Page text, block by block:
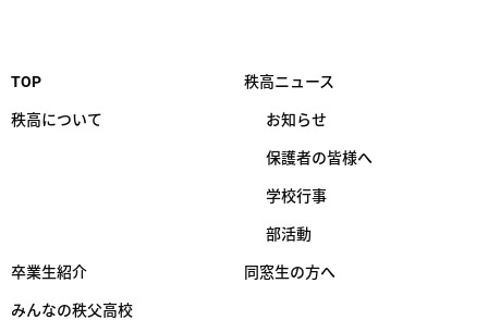
TOP
秩高について
秩高ニュース
お知らせ
保護者の皆様へ
学校行事
部活動
卒業生紹介
みんなの秩父高校
同窓生の方へ